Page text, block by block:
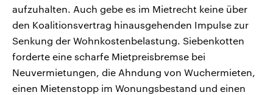
aufzuhalten. Auch gebe es im Mietrecht keine über
den Koalitionsvertrag hinausgehenden Impulse zur
Senkung der Wohnkostenbelastung. Siebenkotten
forderte eine scharfe Mietpreisbremse bei
Neuvermietungen, die Ahndung von Wuchermieten,
einen Mietenstopp im Wonungsbestand und einen